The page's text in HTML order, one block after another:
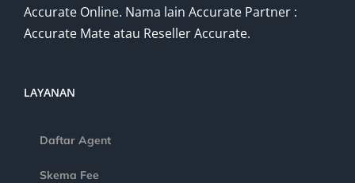
Accurate Online. Nama lain Accurate Partner :
Accurate Mate atau Reseller Accurate.
LAYANAN
Daftar Agent
Skema Fee